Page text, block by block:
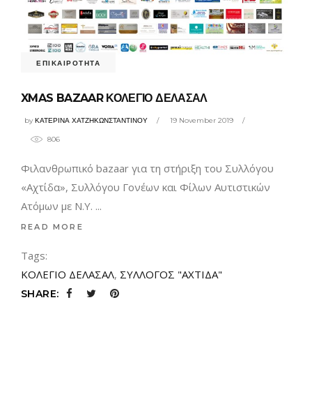
ΕΠΙΚΑΙΡΟΤΗΤΑ
XMAS BAZAAR ΚΟΛΕΓΙΟ ΔΕΛΑΣΑΛ
byΚΑΤΕΡΙΝΑ ΧΑΤΖΗΚΩΝΣΤΑΝΤΙΝΟΥ 19 November 2019
806
Φιλανθρωπικό bazaar για τη στήριξη του Συλλόγου
«Αχτίδα», Συλλόγου Γονέων και Φίλων Αυτιστικών
Ατόμων με Ν.Υ.
READ MORE
Tags:
ΚΟΛΕΓΙΟ ΔΕΛΑΣΑΛ, ΣΥΛΛΟΓΟΣ "ΑΧΤΙΔΑ"
SHARE: